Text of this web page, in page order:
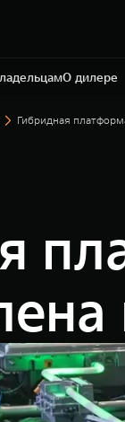
О дилере
ул.
Гибридная